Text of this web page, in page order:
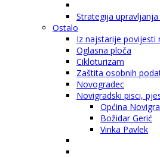
Strategija
Ostalo
Iz najstarije povijesti
Oglasna ploča
Cikloturizam
Zaštita osobnih
Novogradec
Novigradski pisci,
Općina
Božidar Gerić
Vinka Pavlek